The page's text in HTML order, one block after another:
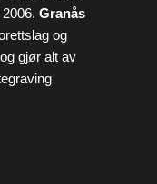
2006.Granås
og
gjør alt av